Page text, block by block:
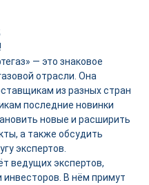
— это знаковое
отрасли. Она
из разных стран
последние новинки
новые и расширить
а также обсудить
экспертов.
ведущих экспертов,
В нём примут